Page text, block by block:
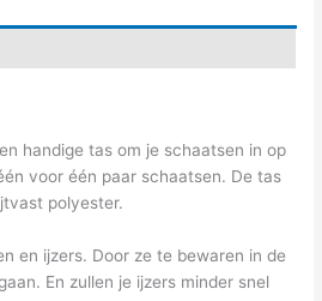
handige tas om je schaatsen in op
voor één paar schaatsen. De tas
polyester.
en ijzers. Door ze te bewaren in de
En zullen je ijzers minder snel